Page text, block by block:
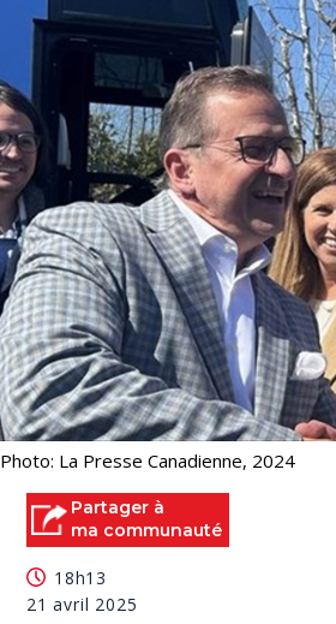
Photo: La Presse Canadienne, 2024
Partager à
ma communauté
18h13
21 avril 2025